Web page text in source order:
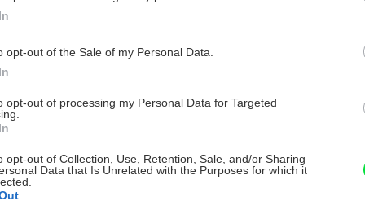
opt-out of the Sale of my Personal Data.
opt-out of processing my Personal Data for Targeted
opt-out of Collection, Use, Retention, Sale, and/or Sharing
Data that Is Unrelated with the Purposes for which it